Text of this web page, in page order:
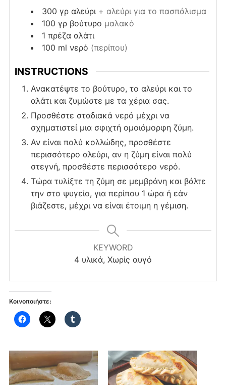
300 γρ αλεύρι + αλεύρι για το πασπάλισμα
100 γρ βούτυρο μαλακό
1 πρέζα αλάτι
100 ml νερό (περίπου)
INSTRUCTIONS
Ανακατέψτε το βούτυρο, το αλεύρι και το
αλάτι και ζυμώστε με τα χέρια σας.
Προσθέστε σταδιακά νερό μέχρι να
σχηματιστεί μια σφιχτή ομοιόμορφη ζύμη.
Αν είναι πολύ κολλώδης, προσθέστε
περισσότερο αλεύρι, αν η ζύμη είναι πολύ
στεγνή, προσθέστε περισσότερο νερό.
Τώρα τυλίξτε τη ζύμη σε μεμβράνη και βάλτε
την στο ψυγείο, για περίπου 1 ώρα ή εάν
βιάζεστε, μέχρι να είναι έτοιμη η γέμιση.
KEYWORD
4 υλικά, Χωρίς αυγό
Κοινοποιήστε: